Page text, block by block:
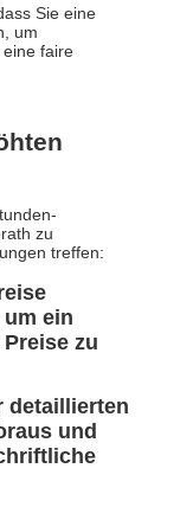
Sie eine
um
faire
zu
treffen:
ein
zu
detaillierten
und